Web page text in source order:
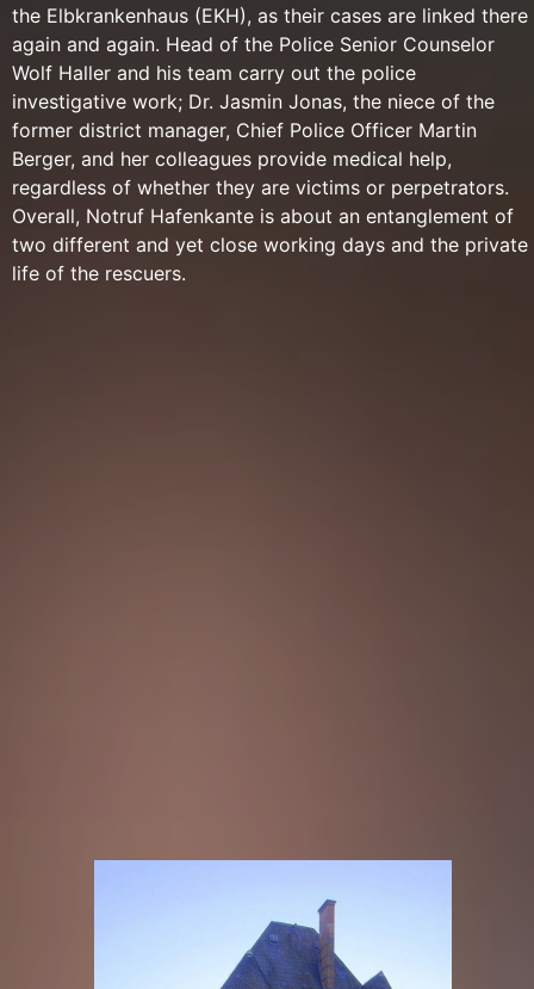
the Elbkrankenhaus (EKH), as their cases are linked there
again and again. Head of the Police Senior Counselor
Wolf Haller and his team carry out the police
investigative work; Dr. Jasmin Jonas, the niece of the
former district manager, Chief Police Officer Martin
Berger, and her colleagues provide medical help,
regardless of whether they are victims or perpetrators.
Overall, Notruf Hafenkante is about an entanglement of
two different and yet close working days and the private
life of the rescuers.